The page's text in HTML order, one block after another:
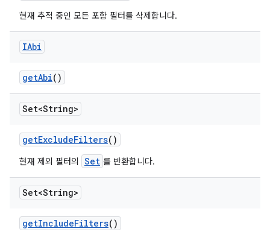
현재 추적 중인 모든 포함 필터를 삭제합니다.
IAbi
getAbi()
Set<String>
getExcludeFilters()
현재 제외 필터의 Set 를 반환합니다.
Set<String>
getIncludeFilters()